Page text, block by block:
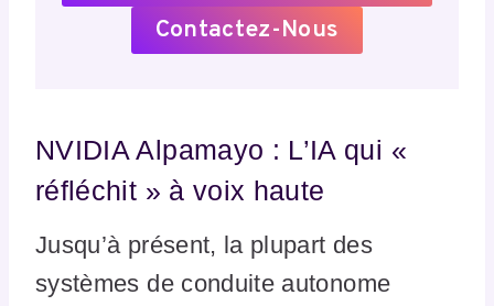
Contactez-Nous
NVIDIA Alpamayo : L’IA qui «
réfléchit » à voix haute
Jusqu’à présent, la plupart des
systèmes de conduite autonome